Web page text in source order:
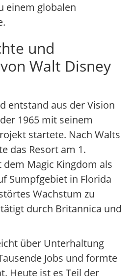
einem globalen
und
Walt Disney
entstand aus der Vision
1965 mit seinem
startete. Nach Walts
das Resort am 1.
Magic Kingdom als
Sumpfgebiet in Florida
Wachstum zu
durch Britannica und
über Unterhaltung
Jobs und formte
Heute ist es Teil der